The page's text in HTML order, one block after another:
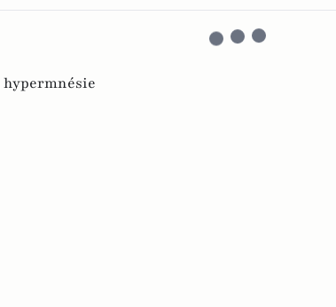
hypermnésie